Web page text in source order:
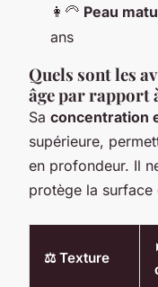
👩‍🦳 Peau
ans
Quels sont les
âge par rapport
Sa concentration
supérieure,
en profondeur. Il
protège la surface
⚖️ Texture